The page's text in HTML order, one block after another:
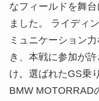
なフィールドを舞
ました。 ライディ
ミュニケーション
き、本戦に参加が
け。選ばれたGS乗
BMW MOTORRAD